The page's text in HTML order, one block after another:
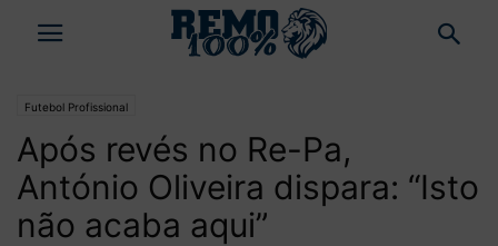
Futebol Profissional
Após revés no Re-Pa,
António Oliveira dispara: “Isto
não acaba aqui”